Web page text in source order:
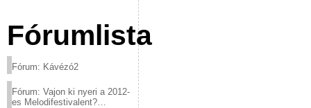
Fórumlista
Fórum: Kávézó2
Fórum: Vajon ki nyeri a 2012-
es Melodifestivalent?